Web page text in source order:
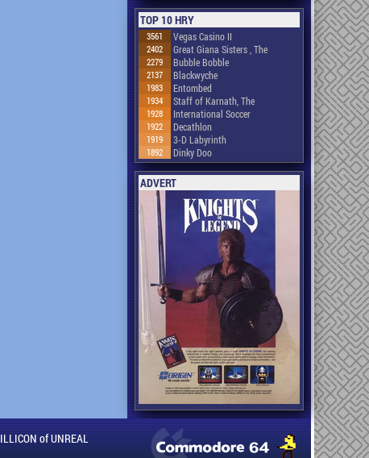
TOP 10 HRY
3561 Vegas Casino II
2402 Great Giana Sisters , The
2279 Bubble Bobble
2137 Blackwyche
1983 Entombed
1934 Staff of Karnath, The
1928 International Soccer
1922 Decathlon
1919 3-D Labyrinth
1892 Dinky Doo
ADVERT
of UNREAL